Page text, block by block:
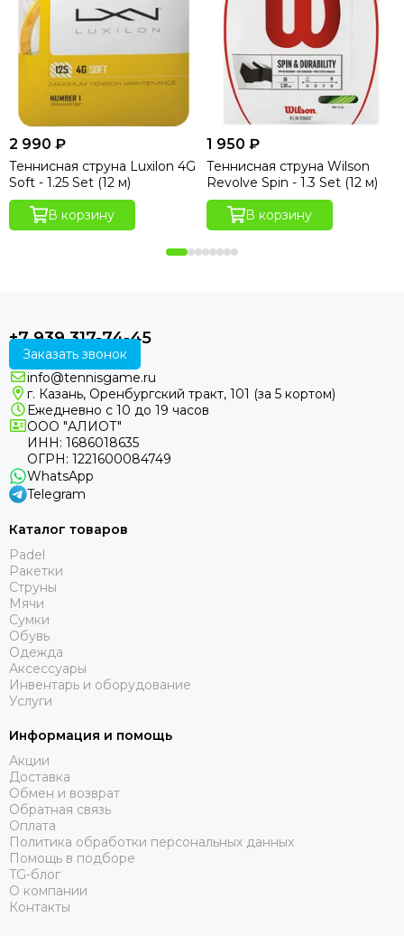
2 990 ₽
Теннисная струна Luxilon 4G
Soft - 1.25 Set (12 м)
В корзину
1 950 ₽
Теннисная струна Wilson
Revolve Spin - 1.3 Set (12 м)
В корзину
+7 939 317-74-45
Заказать звонок
info@tennisgame.ru
г. Казань, Оренбургский тракт, 101 (за 5 кортом)
Ежедневно с 10 до 19 часов
ООО "АЛИОТ"
ИНН: 1686018635
ОГРН: 1221600084749
WhatsApp
Telegram
Каталог товаров
Padel
Ракетки
Струны
Мячи
Сумки
Обувь
Одежда
Аксессуары
Инвентарь и оборудование
Услуги
Информация и помощь
Акции
Доставка
Обмен и возврат
Обратная связь
Оплата
Политика обработки персональных данных
Помощь в подборе
TG-блог
О компании
Контакты